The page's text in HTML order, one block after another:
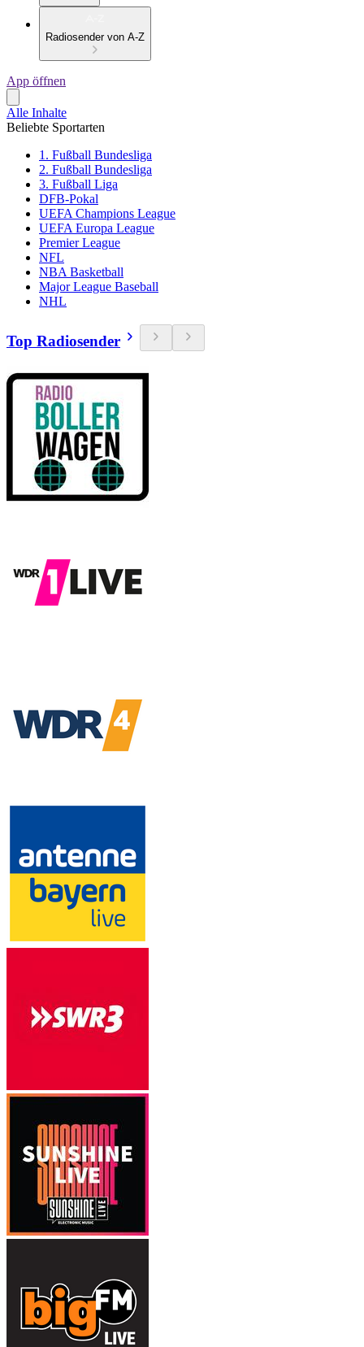
Radiosender von A-Z
App öffnen
Alle Inhalte
Beliebte Sportarten
1. Fußball Bundesliga
2. Fußball Bundesliga
3. Fußball Liga
DFB-Pokal
UEFA Champions League
UEFA Europa League
Premier League
NFL
NBA Basketball
Major League Baseball
NHL
Top Radiosender